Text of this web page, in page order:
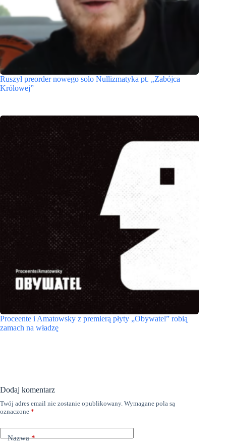
Ruszył preorder nowego solo Nullizmatyka pt. „Zabójca
Królowej”
Proceente i Amatowsky z premierą płyty „Obywatel” robią
zamach na władzę
Dodaj komentarz
Twój adres email nie zostanie opublikowany. Wymagane pola są
oznaczone *
Nazwa*